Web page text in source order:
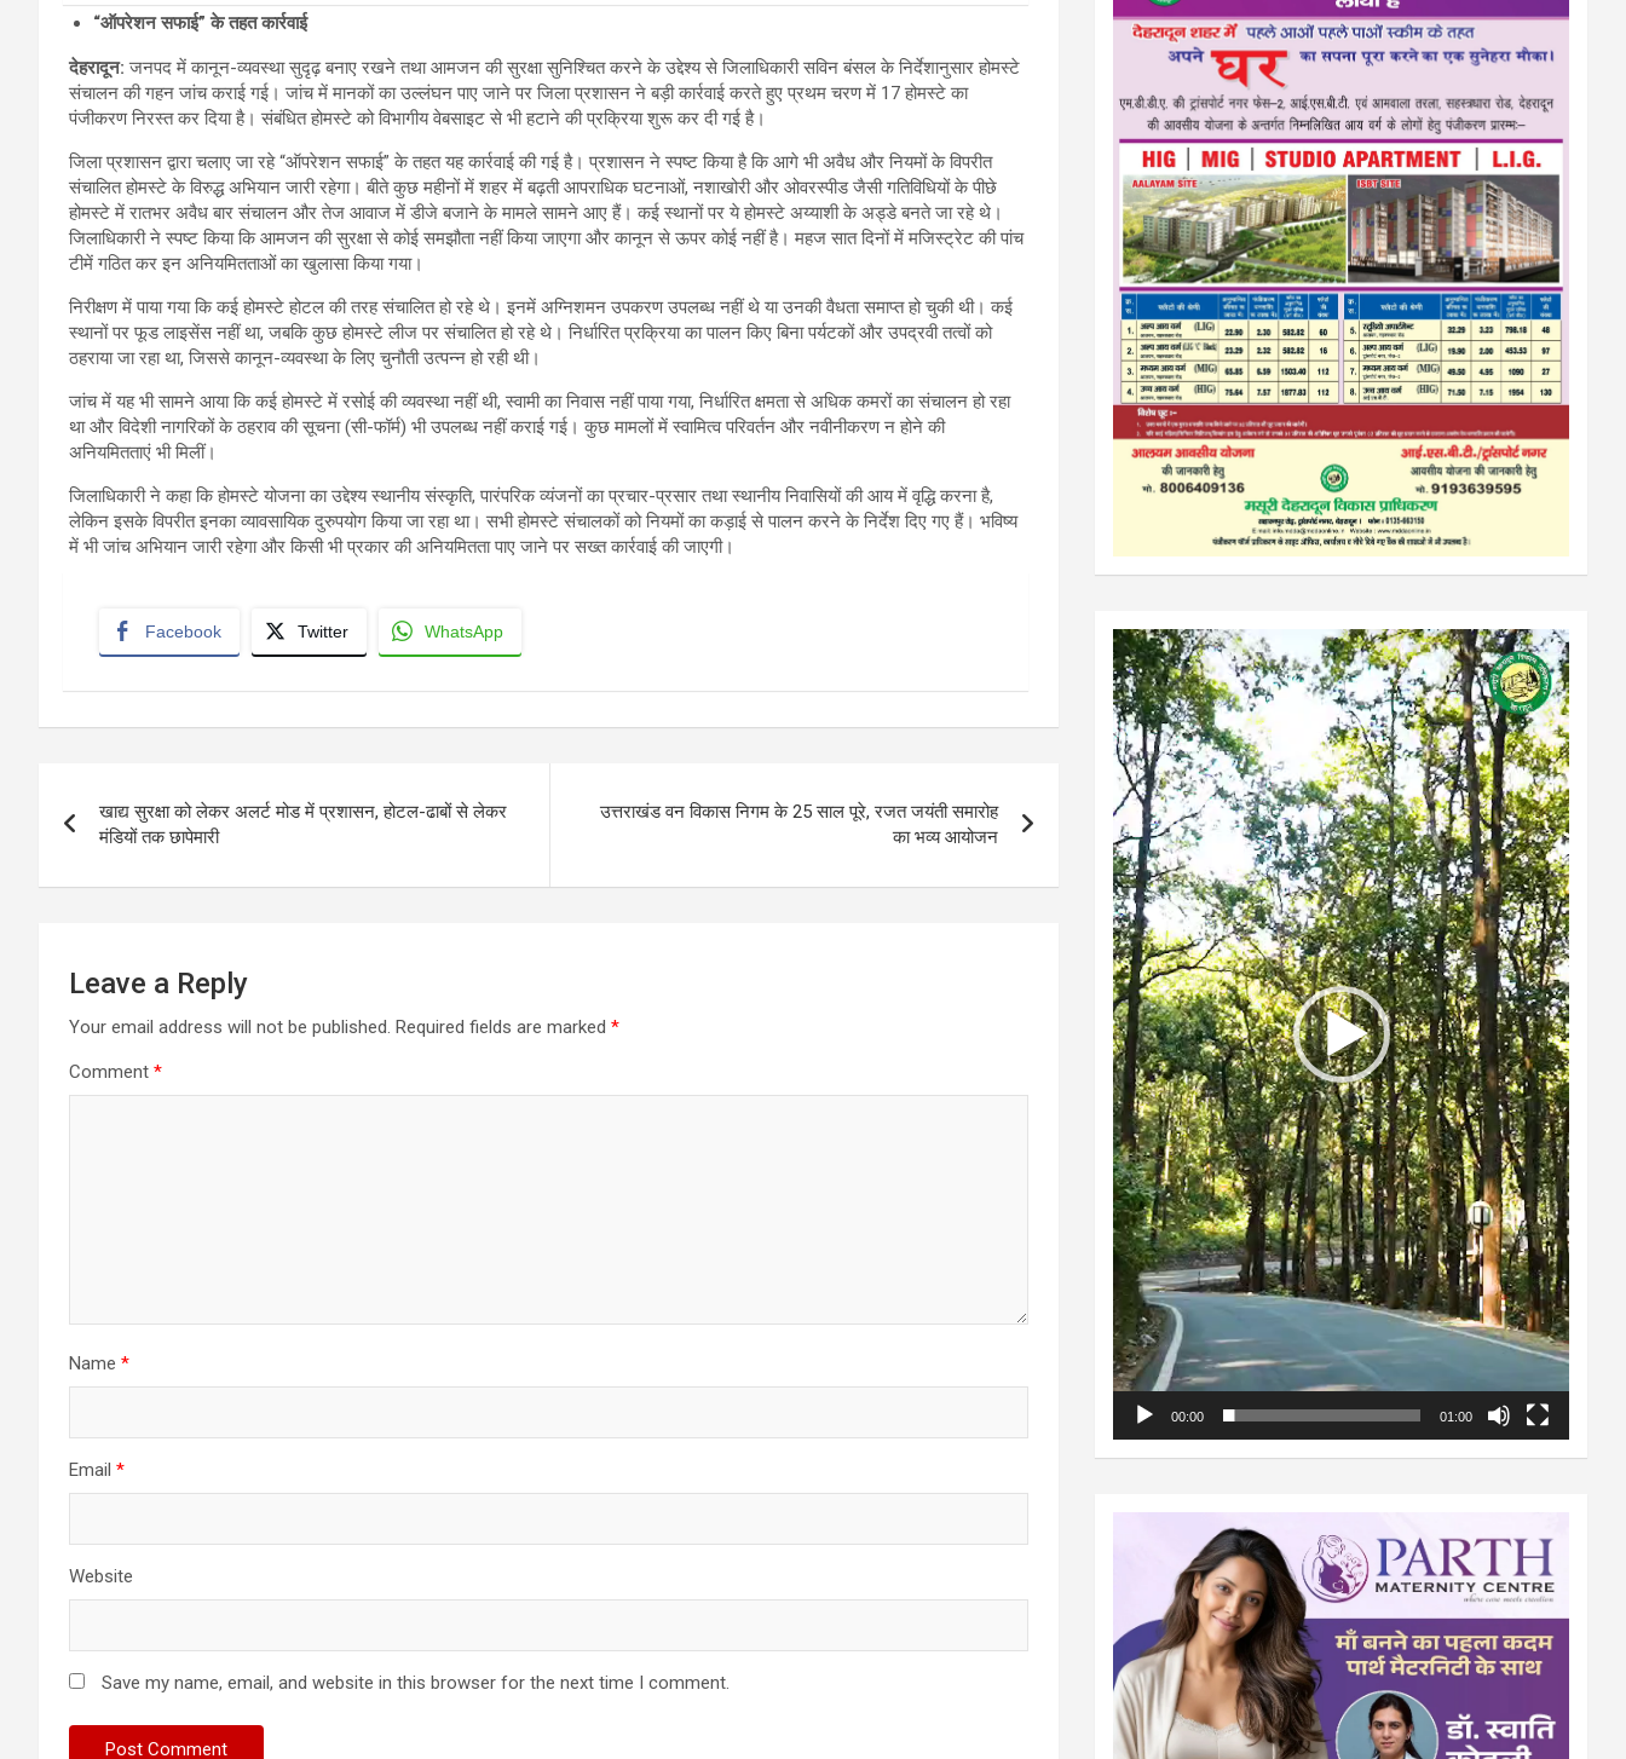
“ऑपरेशन सफाई” के तहत कार्रवाई
देहरादून:जनपद में कानून-व्यवस्था सुदृढ़ बनाए रखने तथा आमजन की सुरक्षा सुनिश्चित करने के उद्देश्य से जिलाधिकारी सविन बंसल के निर्देशानुसार होमस्टे
संचालन की गहन जांच कराई गई। जांच में मानकों का उल्लंघन पाए जाने पर जिला प्रशासन ने बड़ी कार्रवाई करते हुए प्रथम चरण में 17 होमस्टे का
पंजीकरण निरस्त कर दिया है। संबंधित होमस्टे को विभागीय वेबसाइट से भी हटाने की प्रक्रिया शुरू कर दी गई है।
जिला प्रशासन द्वारा चलाए जा रहे “ऑपरेशन सफाई” के तहत यह कार्रवाई की गई है। प्रशासन ने स्पष्ट किया है कि आगे भी अवैध और नियमों के विपरीत
संचालित होमस्टे के विरुद्ध अभियान जारी रहेगा। बीते कुछ महीनों में शहर में बढ़ती आपराधिक घटनाओं, नशाखोरी और ओवरस्पीड जैसी गतिविधियों के पीछे
होमस्टे में रातभर अवैध बार संचालन और तेज आवाज में डीजे बजाने के मामले सामने आए हैं। कई स्थानों पर ये होमस्टे अय्याशी के अड्डे बनते जा रहे थे।
जिलाधिकारी ने स्पष्ट किया कि आमजन की सुरक्षा से कोई समझौता नहीं किया जाएगा और कानून से ऊपर कोई नहीं है। महज सात दिनों में मजिस्ट्रेट की पांच
टीमें गठित कर इन अनियमितताओं का खुलासा किया गया।
निरीक्षण में पाया गया कि कई होमस्टे होटल की तरह संचालित हो रहे थे। इनमें अग्निशमन उपकरण उपलब्ध नहीं थे या उनकी वैधता समाप्त हो चुकी थी। कई
स्थानों पर फूड लाइसेंस नहीं था, जबकि कुछ होमस्टे लीज पर संचालित हो रहे थे। निर्धारित प्रक्रिया का पालन किए बिना पर्यटकों और उपद्रवी तत्वों को
ठहराया जा रहा था, जिससे कानून-व्यवस्था के लिए चुनौती उत्पन्न हो रही थी।
जांच में यह भी सामने आया कि कई होमस्टे में रसोई की व्यवस्था नहीं थी, स्वामी का निवास नहीं पाया गया, निर्धारित क्षमता से अधिक कमरों का संचालन हो रहा
था और विदेशी नागरिकों के ठहराव की सूचना (सी-फॉर्म) भी उपलब्ध नहीं कराई गई। कुछ मामलों में स्वामित्व परिवर्तन और नवीनीकरण न होने की
अनियमितताएं भी मिलीं।
जिलाधिकारी ने कहा कि होमस्टे योजना का उद्देश्य स्थानीय संस्कृति, पारंपरिक व्यंजनों का प्रचार-प्रसार तथा स्थानीय निवासियों की आय में वृद्धि करना है,
लेकिन इसके विपरीत इनका व्यावसायिक दुरुपयोग किया जा रहा था। सभी होमस्टे संचालकों को नियमों का कड़ाई से पालन करने के निर्देश दिए गए हैं। भविष्य
में भी जांच अभियान जारी रहेगा और किसी भी प्रकार की अनियमितता पाए जाने पर सख्त कार्रवाई की जाएगी।
Facebook Twitter WhatsApp
navigation
खाद्य सुरक्षा को लेकर अलर्ट मोड में प्रशासन, होटल-ढाबों से लेकर
मंडियों तक छापेमारी
उत्तराखंड वन विकास निगम के 25 साल पूरे, रजत जयंती समारोह
का भव्य आयोजन
Leave a Reply
Your email address will not be published. Required fields are marked *
Comment *
Name *
Email *
Website
Save my name, email, and website in this browser for the next time I comment.
Video
Player
00:00 01:00